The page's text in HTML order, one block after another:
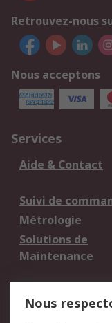
Retrouvez-nous
Nous acceptons
Services
Aide & Contact
Suivi de
Métrologie
Solutions de
Maintenance
Nous